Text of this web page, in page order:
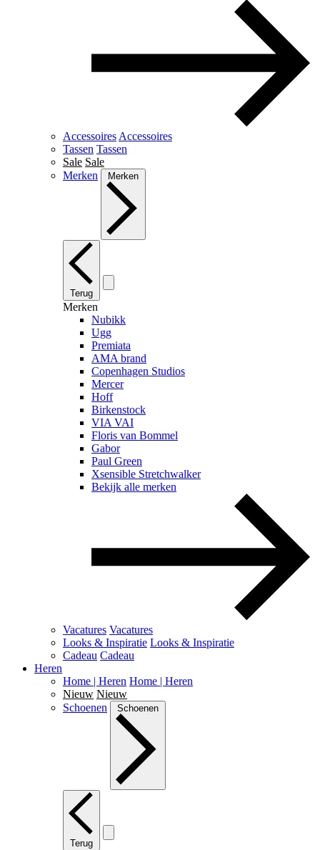
Accessoires Accessoires
Tassen Tassen
Sale Sale
Merken
Merken
Terug
Merken
Nubikk
Ugg
Premiata
AMA brand
Copenhagen Studios
Mercer
Hoff
Birkenstock
VIA VAI
Floris van Bommel
Gabor
Paul Green
Xsensible Stretchwalker
Bekijk alle merken
Vacatures Vacatures
Looks & Inspiratie Looks & Inspiratie
Cadeau Cadeau
Heren
Home | Heren Home | Heren
Nieuw Nieuw
Schoenen
Schoenen
Terug